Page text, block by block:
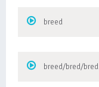
breed
breed/bred/bred